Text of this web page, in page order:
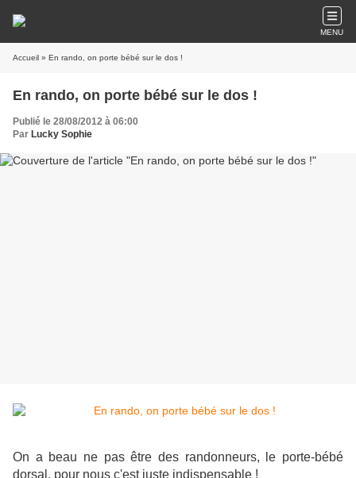
MENU
Accueil » En rando, on porte bébé sur le dos !
En rando, on porte bébé sur le dos !
Publié le 28/08/2012 à 06:00
Par Lucky Sophie
On a beau ne pas être des randonneurs, le porte-bébé
dorsal, pour nous c'est juste indispensable !